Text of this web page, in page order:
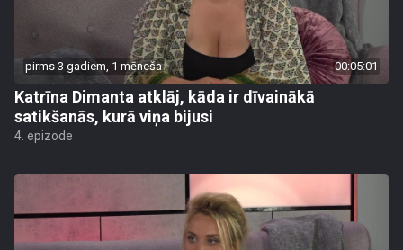
pirms 3 gadiem, 1 mēneša 00:05:01
Katrīna Dimanta atklāj, kāda ir dīvainākā
satikšanās, kurā viņa bijusi
4. epizode